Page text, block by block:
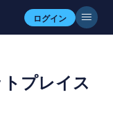
ログイン
プレイス